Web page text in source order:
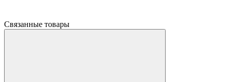
Связанные товары